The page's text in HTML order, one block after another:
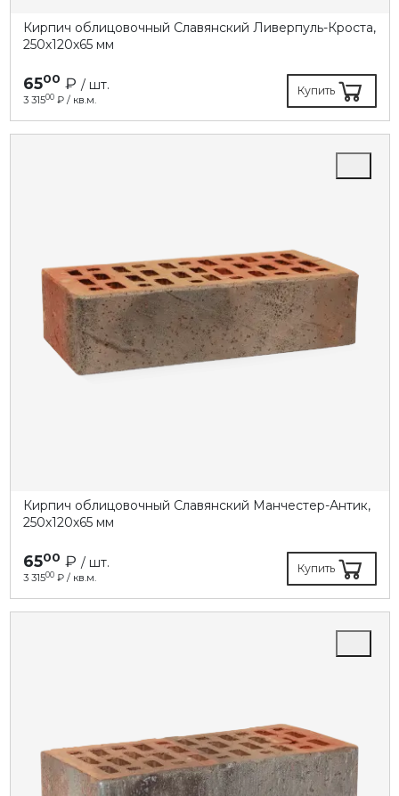
Кирпич облицовочный Славянский Ливерпуль-Кроста,
250х120х65 мм
6500 ₽ / шт.
3 31500₽ / кв.м.
Купить
Кирпич облицовочный Славянский Манчестер-Антик,
250х120х65 мм
6500 ₽ / шт.
3 31500₽ / кв.м.
Купить